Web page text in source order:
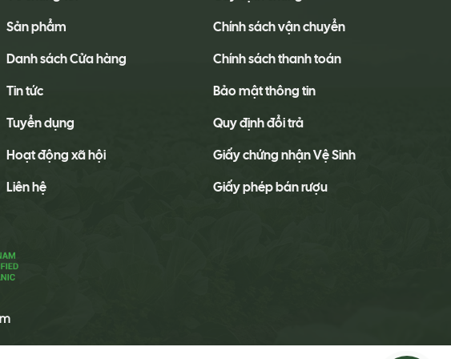
Sản phẩm
Danh sách Cửa hàng
Tin tức
Tuyển dụng
Hoạt động xã hội
Liên hệ
Chính sách vận chuyển
Chính sách thanh toán
Bảo mật thông tin
Quy định đổi trả
Giấy chứng nhận Vệ Sinh
Giấy phép bán rượu